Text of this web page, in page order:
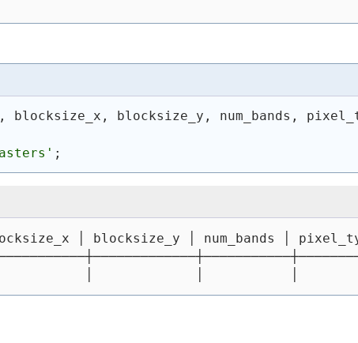
blocksize_y, num_bands,
;
│ blocksize_y │ num_bands │
│             │           │